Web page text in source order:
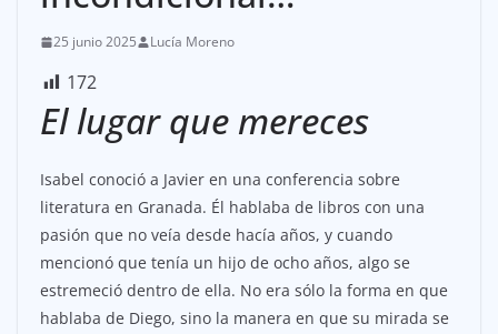
25 junio 2025 Lucía Moreno
172
El lugar que mereces
Isabel conoció a Javier en una conferencia sobre
literatura en Granada. Él hablaba de libros con una
pasión que no veía desde hacía años, y cuando
mencionó que tenía un hijo de ocho años, algo se
estremeció dentro de ella. No era sólo la forma en que
hablaba de Diego, sino la manera en que su mirada se